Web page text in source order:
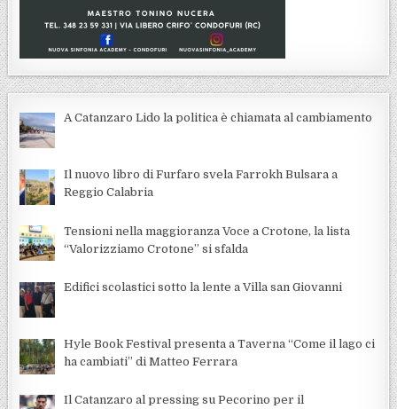
A Catanzaro Lido la politica è chiamata al cambiamento
Il nuovo libro di Furfaro svela Farrokh Bulsara a
Reggio Calabria
Tensioni nella maggioranza Voce a Crotone, la lista
“Valorizziamo Crotone” si sfalda
Edifici scolastici sotto la lente a Villa san Giovanni
Hyle Book Festival presenta a Taverna “Come il lago ci
ha cambiati” di Matteo Ferrara
Il Catanzaro al pressing su Pecorino per il